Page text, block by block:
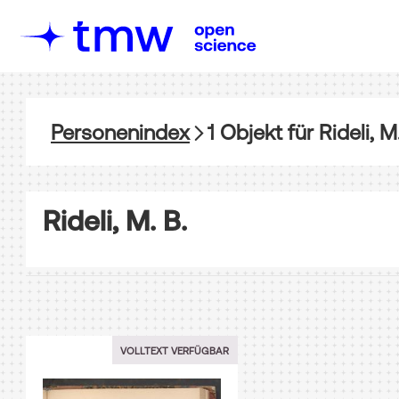
Personenindex 1 Objektfür Rideli,
Rideli, M. B.
VOLLTEXT VERFÜGBAR